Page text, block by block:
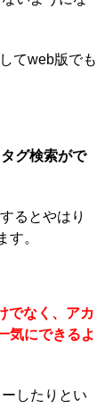
てweb版でも
グ検索がで
るとやはり
す。
でなく、アカ
気にできるよ
したりとい